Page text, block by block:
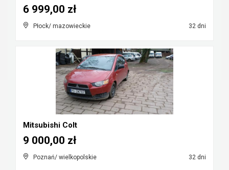
Płock/ mazowieckie 32 dni
6 999,00 zł
Mitsubishi Colt
Poznań/ wielkopolskie 32 dni
9 000,00 zł